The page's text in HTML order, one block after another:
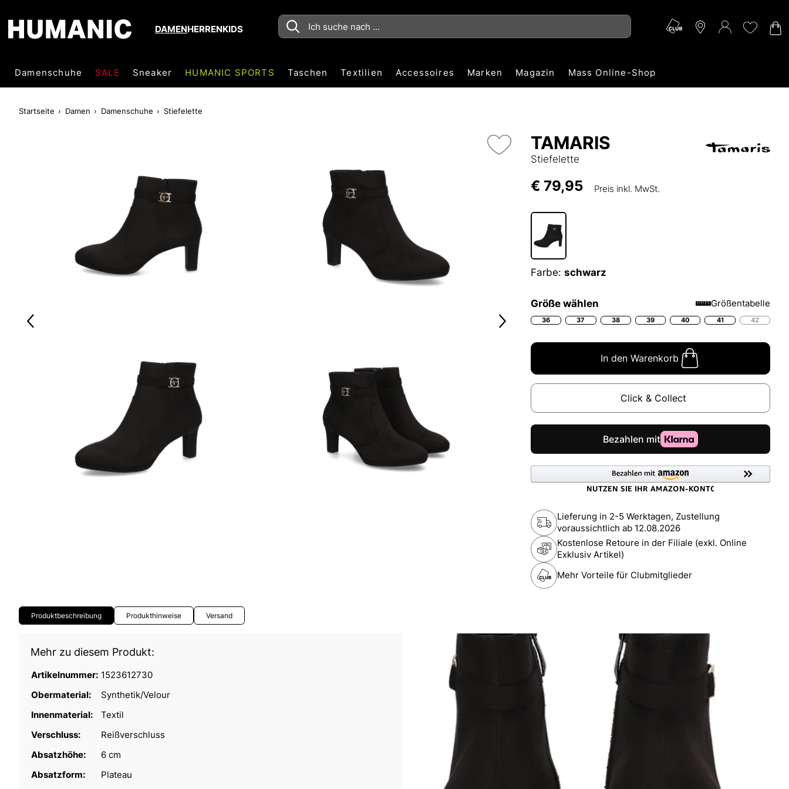
DAMENHERRENKIDS
Damenschuhe SALE Sneaker HUMANIC SPORTS Taschen Textilien Accessoires Marken Magazin Mass Online-Shop
Startseite Damen Damenschuhe Stiefelette
TAMARIS
Stiefelette
€ 79,95 Preis inkl. MwSt.
Farbe: schwarz
Größe wählen Größentabelle
36 37 38 39 40 41 42
In den Warenkorb
Click & Collect
Lieferung in 2-5 Werktagen, Zustellung
voraussichtlich ab 12.08.2026
Kostenlose Retoure in der Filiale (exkl. Online
Exklusiv Artikel)
Mehr Vorteile für Clubmitglieder
Produktbeschreibung Produkthinweise Versand
Mehr zu diesem Produkt:
Artikelnummer: 1523612730
Obermaterial:
Synthetik/Velour
Innenmaterial:
Textil
Verschluss:
Reißverschluss
Absatzhöhe:
6 cm
Absatzform:
Plateau